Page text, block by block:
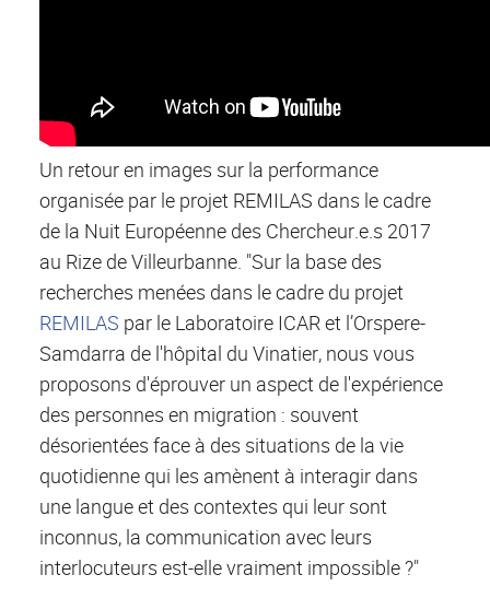
Un retour en images sur la performance
organisée par le projet REMILAS dans le cadre
de la Nuit Européenne des Chercheur.e.s 2017
au Rize de Villeurbanne. "Sur la base des
recherches menées dans le cadre du projet
REMILAS par le Laboratoire ICAR et l’Orspere-
Samdarra de l'hôpital du Vinatier, nous vous
proposons d'éprouver un aspect de l'expérience
des personnes en migration : souvent
désorientées face à des situations de la vie
quotidienne qui les amènent à interagir dans
une langue et des contextes qui leur sont
inconnus, la communication avec leurs
interlocuteurs est-elle vraiment impossible ?"